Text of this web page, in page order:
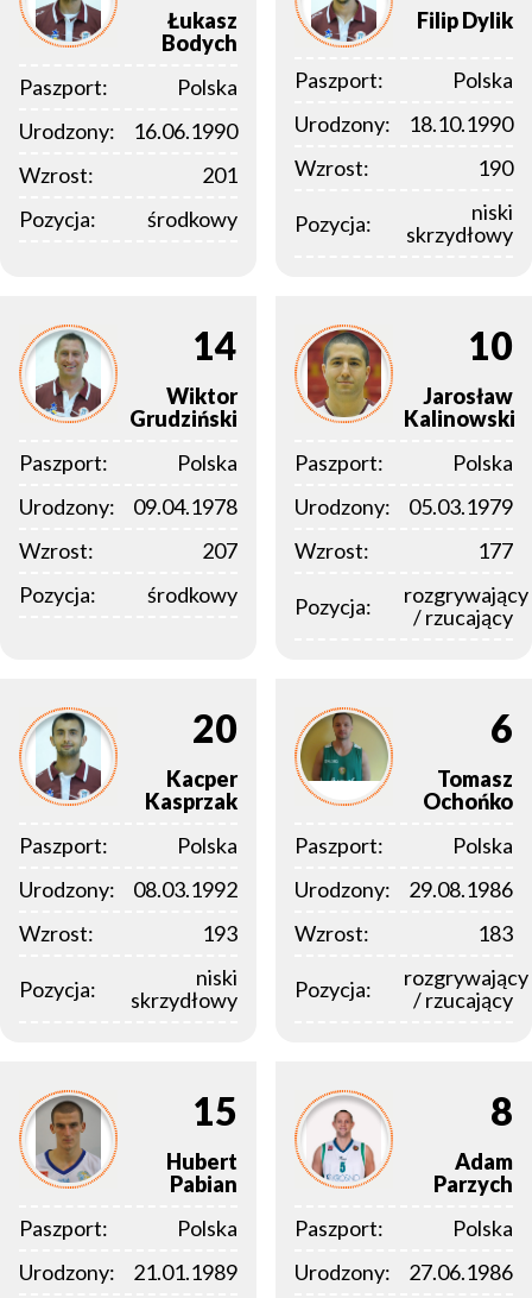
Łukasz
Bodych
Paszport:
Polska
Urodzony:
16.06.1990
Wzrost:
201
Pozycja:
środkowy
FilipDylik
Paszport:
Polska
Urodzony:
18.10.1990
Wzrost:
190
Pozycja:
niski
skrzydłowy
14
Wiktor
Grudziński
Paszport:
Polska
Urodzony:
09.04.1978
Wzrost:
207
Pozycja:
środkowy
10
Jarosław
Kalinowski
Paszport:
Polska
Urodzony:
05.03.1979
Wzrost:
177
Pozycja:
rozgrywający
/ rzucający
20
Kacper
Kasprzak
Paszport:
Polska
Urodzony:
08.03.1992
Wzrost:
193
Pozycja:
niski
skrzydłowy
6
Tomasz
Ochońko
Paszport:
Polska
Urodzony:
29.08.1986
Wzrost:
183
Pozycja:
rozgrywający
/ rzucający
15
Hubert
Pabian
Paszport:
Polska
Urodzony:
21.01.1989
8
Adam
Parzych
Paszport:
Polska
Urodzony:
27.06.1986